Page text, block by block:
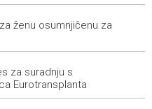
u Tomislavgradu
u glavnom Box Officeu u
ženu osumnjičenu za
za suradnju s
Eurotransplanta